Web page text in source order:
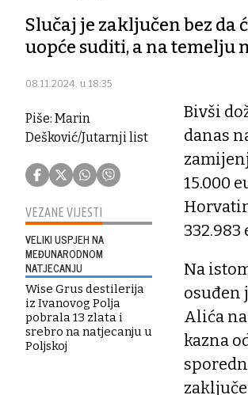
Slučaj je zaključen bez
uopće suditi, a na temelju
08.11.2024. u 18:35
Piše: Marin
Dešković/Jutarnji list
VEZANE VIJESTI
VELIKI USPJEH NA
MEĐUNARODNOM
NATJECANJU
Wise Grus destilerija
iz Ivanovog Polja
pobrala 13 zlata i
srebro na natjecanju u
Poljskoj
Bivši
danas
15.000
332.983
Na
osuđen
Alića
kazna